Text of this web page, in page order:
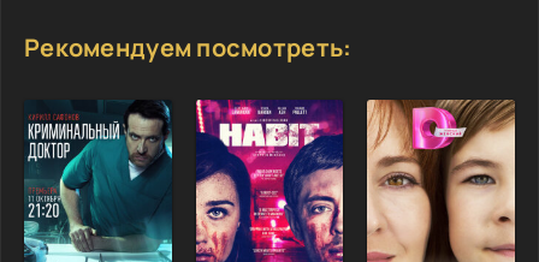
Рекомендуем посмотреть: